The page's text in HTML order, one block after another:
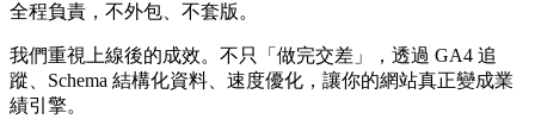
全程負責，不外包、不套版。
我們重視上線後的成效。不只「做完交差」，透過 GA4 追
蹤、Schema 結構化資料、速度優化，讓你的網站真正變成業
績引擎。